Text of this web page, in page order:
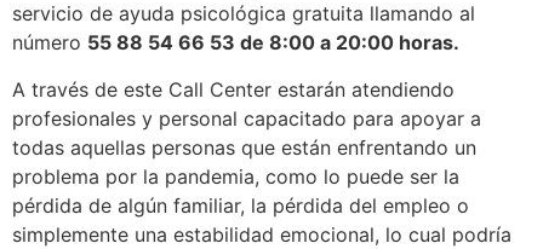
servicio de ayuda psicológica gratuita llamando al
número 55 88 54 66 53 de 8:00 a 20:00 horas.
A través de este Call Center estarán atendiendo
profesionales y personal capacitado para apoyar a
todas aquellas personas que están enfrentando un
problema por la pandemia, como lo puede ser la
pérdida de algún familiar, la pérdida del empleo o
simplemente una estabilidad emocional, lo cual podría